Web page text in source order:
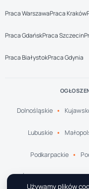
Praca WarszawaPraca Kraków
Praca GdańskPraca Szczecin
Praca BiałystokPraca Gdynia
Dolnośląskie
Lubuskie
Podkarpackie
Świętokrzyskie
Używamy plików